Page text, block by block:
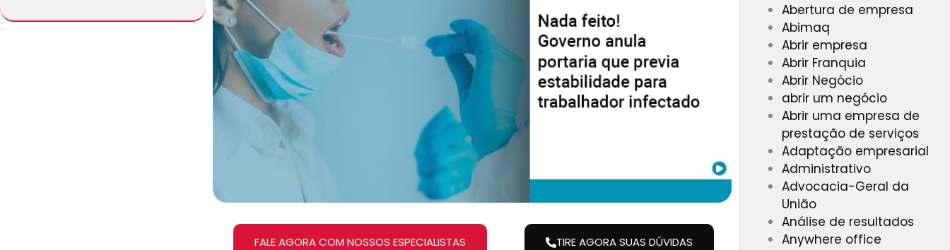
FALE AGORA COM NOSSOS ESPECIALISTAS TIRE AGORA SUAS DÚVIDAS
Abertura de empresa
Abimaq
Abrir empresa
Abrir Franquia
Abrir Negócio
abrir um negócio
Abrir uma empresa de
prestação de serviços
Adaptação empresarial
Administrativo
Advocacia-Geral da
União
Análise de resultados
Anywhere office